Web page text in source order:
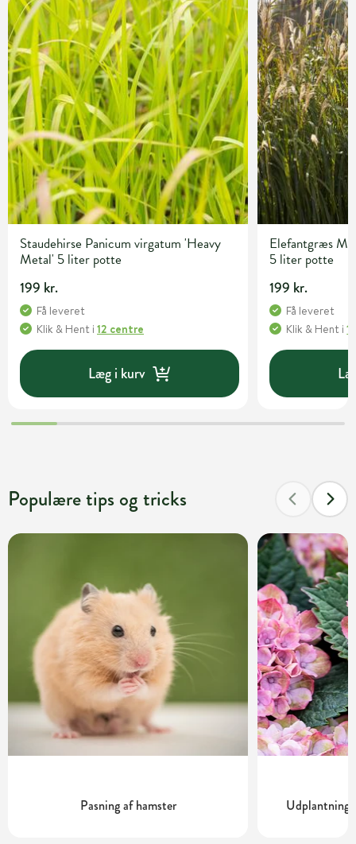
Staudehirse Panicum virgatum 'Heavy
Metal' 5 liter potte
199 kr.
Få leveret
Klik & Hent i 12 centre
Læg i kurv
Elefantgræs
5 liter potte
199 kr.
Få leveret
Klik & Hent i
Populære tips og tricks
Pasning af hamster Udplantning